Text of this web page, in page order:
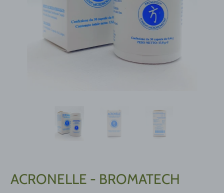
ACRONELLE - BROMATECH